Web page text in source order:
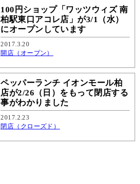
100円ショップ「ワッツウィズ 南
柏駅東口アコレ店」が3/1（水）
にオープンしています
2017.3.20
開店（オープン）
ペッパーランチ イオンモール柏
店が2/26（日）をもって閉店する
事がわかりました
2017.2.23
閉店（クローズド）